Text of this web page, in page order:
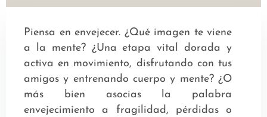
Piensa en envejecer. ¿Qué imagen te viene
a la mente? ¿Una etapa vital dorada y
activa en movimiento, disfrutando con tus
amigos y entrenando cuerpo y mente? ¿O
más bien asocias la palabra
envejecimiento a fragilidad, pérdidas o